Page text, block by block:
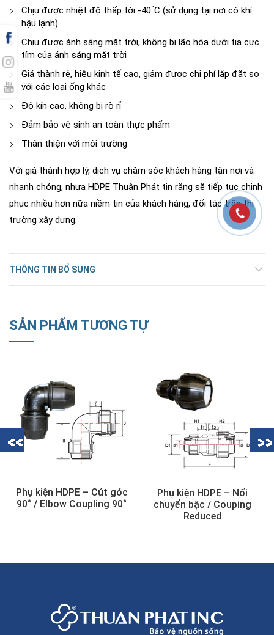
Chịu được nhiệt độ thấp tới -40°C (sử dụng tại nơi có khí
hậu lạnh)
Chịu được ánh sáng mặt trời, không bị lão hóa dưới tia cực
tím của ánh sáng mặt trời
Giá thành rẻ, hiệu kinh tế cao, giảm được chi phí lắp đặt so
với các loại ống khác
Độ kín cao, không bị rò rỉ
Đảm bảo vệ sinh an toàn thực phẩm
Thân thiện với môi trường
Với giá thành hợp lý, dịch vụ chăm sóc khách hàng tận nơi và
nhanh chóng, nhựa HDPE Thuận Phát tin rằng sẽ tiếp tục chinh
phục nhiều hơn nữa niềm tin của khách hàng, đối tác trên thị
trường xây dựng.
THÔNG TIN BỔ SUNG
SẢN PHẨM TƯƠNG TỰ
Phụ kiện HDPE – Cút góc
90° / Elbow Coupling 90°
Phụ kiện HDPE – Nối
chuyển bậc / Couping
Reduced